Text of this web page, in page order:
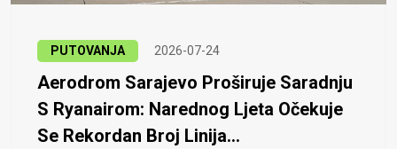
PUTOVANJA 2026-07-24
Aerodrom Sarajevo Proširuje Saradnju
S Ryanairom: Narednog Ljeta Očekuje
Se Rekordan Broj Linija...